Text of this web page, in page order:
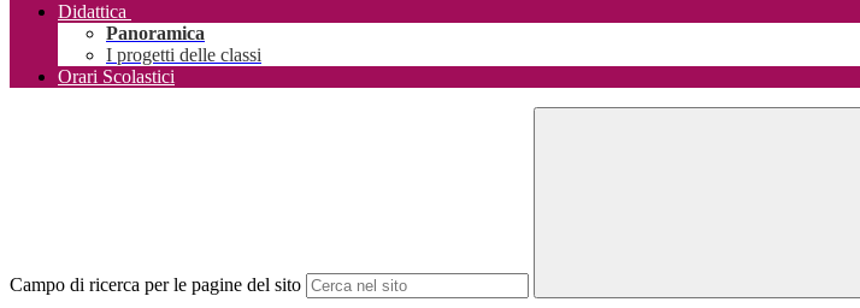
Didattica
Panoramica
I progetti delle classi
Orari Scolastici
Campo di ricerca per le pagine del sito